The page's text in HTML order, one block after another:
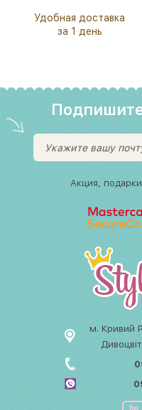
Удобная доставка
за 1 день
Акция,
м. Кривий